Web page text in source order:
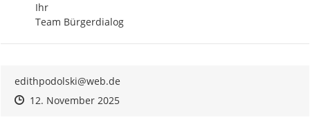
Ihr
Team Bürgerdialog
edithpodolski@web.de
Zeitpunkt des Erstellens
Zeitpunkt des Erstellens
12. November 2025Zur Äußerung